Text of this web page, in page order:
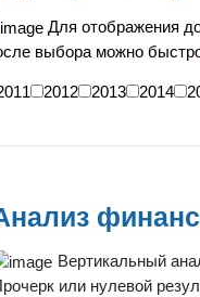
Для отображения
выбора можно
2012 2013 2014
Вертикальный
или нулевой